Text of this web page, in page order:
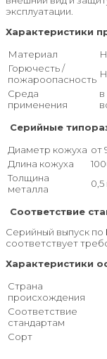
эксплуатации.
Характеристики
Материал
Горючесть /
пожароопасность
Среда
применения
Серийные
Диаметр кожуха от
Длина кожуха
Толщина
металла
Соответствие
Серийный выпуск по
соответствует
Характеристики
Страна
происхождения
Соответствие
стандартам
Сорт